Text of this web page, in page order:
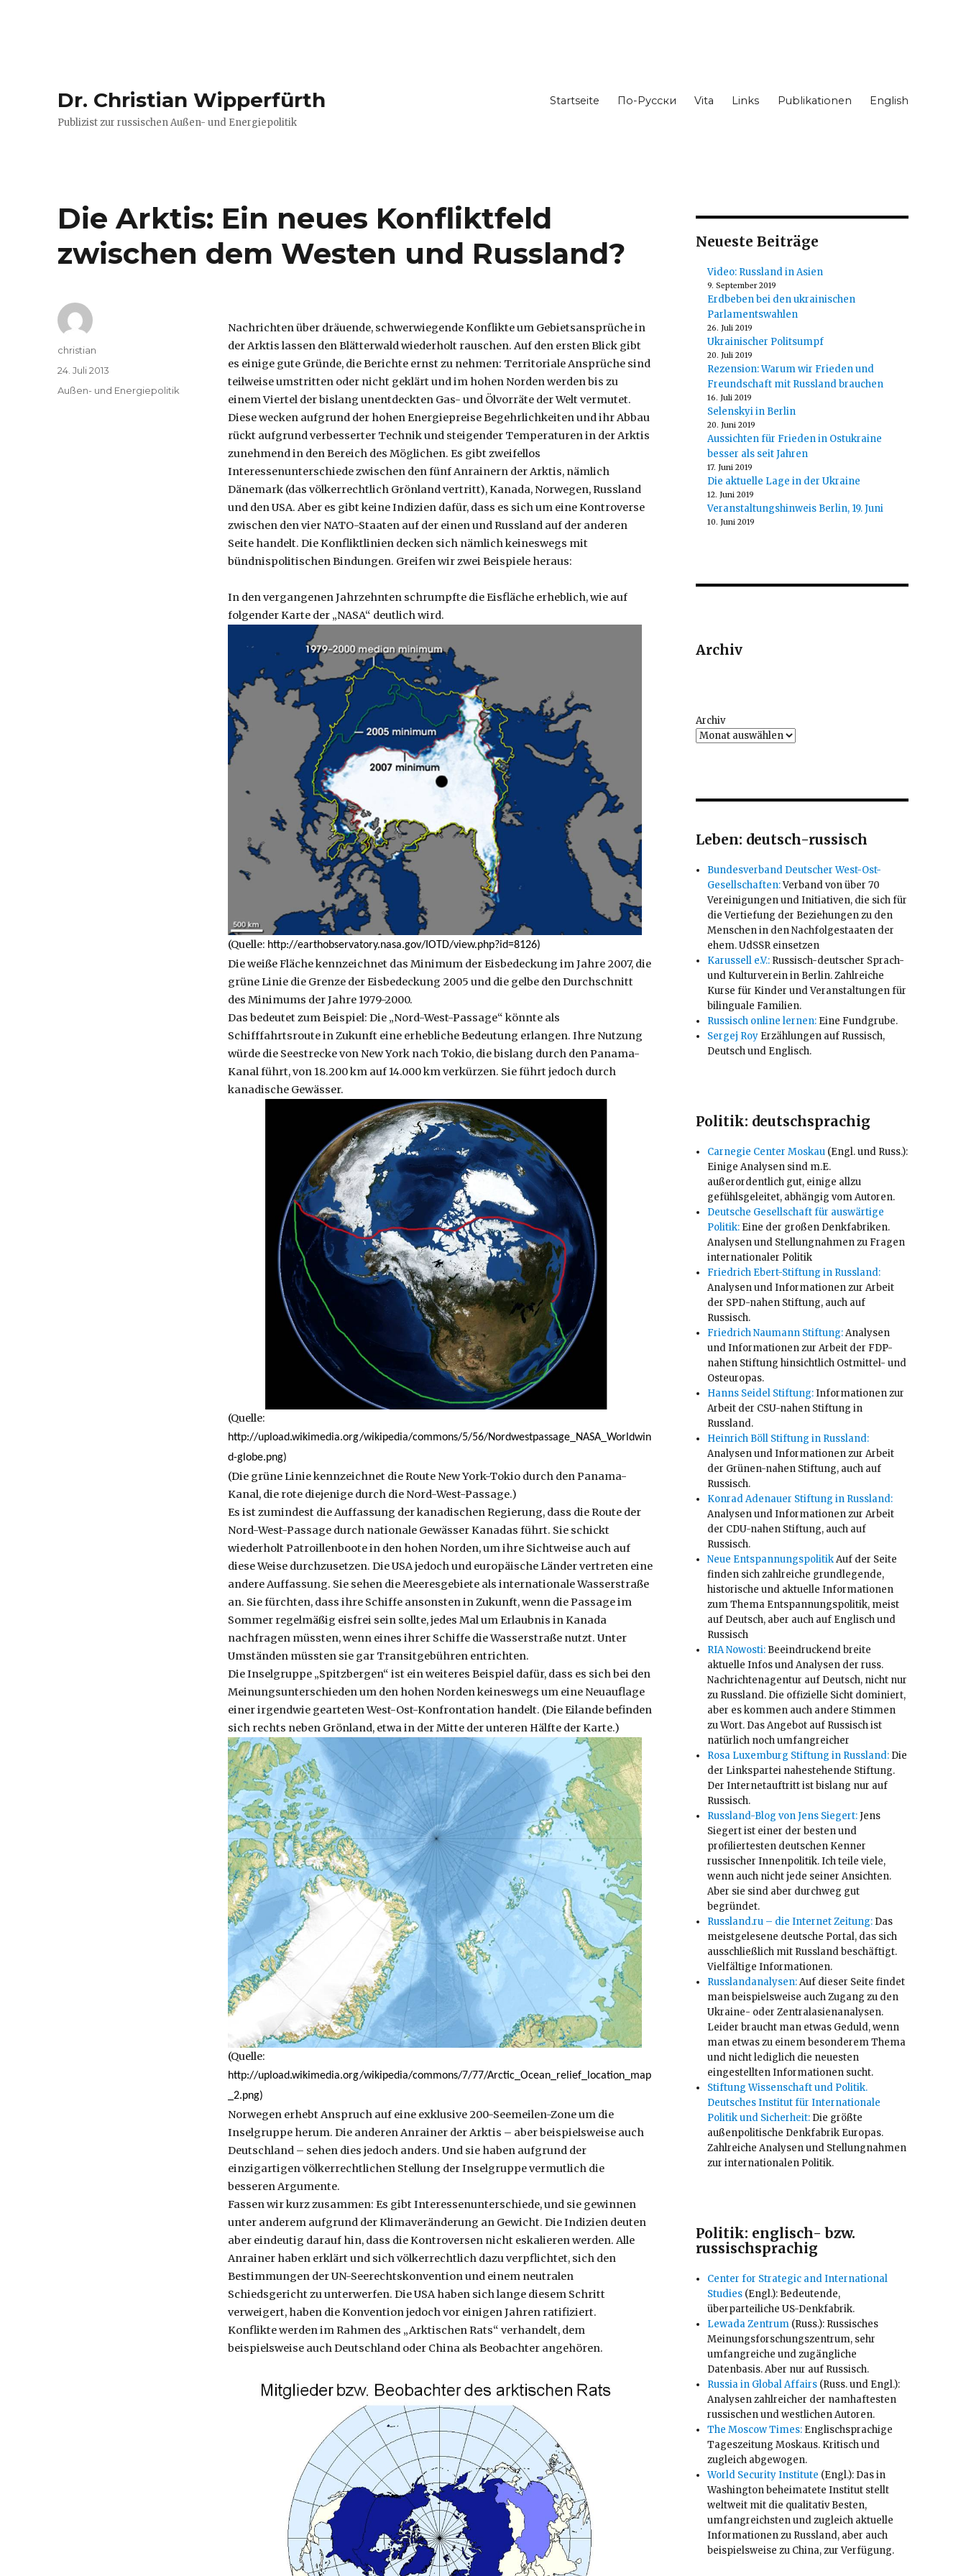
Dr. Christian Wipperfürth
Publizist zur russischen Außen- und Energiepolitik
Startseite По-Русски Vita Links Publikationen English
Die Arktis: Ein neues Konfliktfeld
zwischen dem Westen und Russland?
Nachrichten über dräuende, schwerwiegende Konflikte um Gebietsansprüche in
der Arktis lassen den Blätterwald wiederholt rauschen. Auf den ersten Blick gibt
es einige gute Gründe, die Berichte ernst zu nehmen: Territoriale Ansprüche sind
teilweise umstritten oder nicht geklärt und im hohen Norden werden bis zu
einem Viertel der bislang unentdeckten Gas- und Ölvorräte der Welt vermutet.
Diese wecken aufgrund der hohen Energiepreise Begehrlichkeiten und ihr Abbau
rückt aufgrund verbesserter Technik und steigender Temperaturen in der Arktis
zunehmend in den Bereich des Möglichen. Es gibt zweifellos
Interessenunterschiede zwischen den fünf Anrainern der Arktis, nämlich
Dänemark (das völkerrechtlich Grönland vertritt), Kanada, Norwegen, Russland
und den USA. Aber es gibt keine Indizien dafür, dass es sich um eine Kontroverse
zwischen den vier NATO-Staaten auf der einen und Russland auf der anderen
Seite handelt. Die Konfliktlinien decken sich nämlich keineswegs mit
bündnispolitischen Bindungen. Greifen wir zwei Beispiele heraus:
In den vergangenen Jahrzehnten schrumpfte die Eisfläche erheblich, wie auf
folgender Karte der „NASA“ deutlich wird.
(Quelle: http://earthobservatory.nasa.gov/IOTD/view.php?id=8126)
Die weiße Fläche kennzeichnet das Minimum der Eisbedeckung im Jahre 2007, die
grüne Linie die Grenze der Eisbedeckung 2005 und die gelbe den Durchschnitt
des Minimums der Jahre 1979-2000.
Das bedeutet zum Beispiel: Die „Nord-West-Passage“ könnte als
Schifffahrtsroute in Zukunft eine erhebliche Bedeutung erlangen. Ihre Nutzung
würde die Seestrecke von New York nach Tokio, die bislang durch den Panama-
Kanal führt, von 18.200 km auf 14.000 km verkürzen. Sie führt jedoch durch
kanadische Gewässer.
(Quelle:
http://upload.wikimedia.org/wikipedia/commons/5/56/Nordwestpassage_NASA_Worldwin
d-globe.png)
(Die grüne Linie kennzeichnet die Route New York-Tokio durch den Panama-
Kanal, die rote diejenige durch die Nord-West-Passage.)
Es ist zumindest die Auffassung der kanadischen Regierung, dass die Route der
Nord-West-Passage durch nationale Gewässer Kanadas führt. Sie schickt
wiederholt Patroillenboote in den hohen Norden, um ihre Sichtweise auch auf
diese Weise durchzusetzen. Die USA jedoch und europäische Länder vertreten eine
andere Auffassung. Sie sehen die Meeresgebiete als internationale Wasserstraße
an. Sie fürchten, dass ihre Schiffe ansonsten in Zukunft, wenn die Passage im
Sommer regelmäßig eisfrei sein sollte, jedes Mal um Erlaubnis in Kanada
nachfragen müssten, wenn eines ihrer Schiffe die Wasserstraße nutzt. Unter
Umständen müssten sie gar Transitgebühren entrichten.
Die Inselgruppe „Spitzbergen“ ist ein weiteres Beispiel dafür, dass es sich bei den
Meinungsunterschieden um den hohen Norden keineswegs um eine Neuauflage
einer irgendwie gearteten West-Ost-Konfrontation handelt. (Die Eilande befinden
sich rechts neben Grönland, etwa in der Mitte der unteren Hälfte der Karte.)
(Quelle:
http://upload.wikimedia.org/wikipedia/commons/7/77/Arctic_Ocean_relief_location_map
_2.png)
Norwegen erhebt Anspruch auf eine exklusive 200-Seemeilen-Zone um die
Inselgruppe herum. Die anderen Anrainer der Arktis – aber beispielsweise auch
Deutschland – sehen dies jedoch anders. Und sie haben aufgrund der
einzigartigen völkerrechtlichen Stellung der Inselgruppe vermutlich die
besseren Argumente.
Fassen wir kurz zusammen: Es gibt Interessenunterschiede, und sie gewinnen
unter anderem aufgrund der Klimaveränderung an Gewicht. Die Indizien deuten
aber eindeutig darauf hin, dass die Kontroversen nicht eskalieren werden. Alle
Anrainer haben erklärt und sich völkerrechtlich dazu verpflichtet, sich den
Bestimmungen der UN-Seerechtskonvention und einem neutralen
Schiedsgericht zu unterwerfen. Die USA haben sich lange diesem Schritt
verweigert, haben die Konvention jedoch vor einigen Jahren ratifiziert.
Konflikte werden im Rahmen des „Arktischen Rats“ verhandelt, dem
beispielsweise auch Deutschland oder China als Beobachter angehören.
Autor
christian
Veröffentlicht
am
24. Juli 2013
Kategorien
Außen- und Energiepolitik
Neueste Beiträge
Video: Russland in Asien
9. September 2019
Erdbeben bei den ukrainischen
Parlamentswahlen
26. Juli 2019
Ukrainischer Politsumpf
20. Juli 2019
Rezension: Warum wir Frieden und
Freundschaft mit Russland brauchen
16. Juli 2019
Selenskyi in Berlin
20. Juni 2019
Aussichten für Frieden in Ostukraine
besser als seit Jahren
17. Juni 2019
Die aktuelle Lage in der Ukraine
12. Juni 2019
Veranstaltungshinweis Berlin, 19. Juni
10. Juni 2019
Archiv
Archiv
Leben: deutsch-russisch
Bundesverband Deutscher West-Ost-
Gesellschaften:Verband von über 70
Vereinigungen und Initiativen, die sich für
die Vertiefung der Beziehungen zu den
Menschen in den Nachfolgestaaten der
ehem. UdSSR einsetzen
Karussell e.V.: Russisch-deutscher Sprach-
und Kulturverein in Berlin. Zahlreiche
Kurse für Kinder und Veranstaltungen für
bilinguale Familien.
Russisch online lernen: Eine Fundgrube.
Sergej Roy Erzählungen auf Russisch,
Deutsch und Englisch.
Politik: deutschsprachig
Carnegie Center Moskau (Engl. und Russ.):
Einige Analysen sind m.E.
außerordentlich gut, einige allzu
gefühlsgeleitet, abhängig vom Autoren.
Deutsche Gesellschaft für auswärtige
Politik: Eine der großen Denkfabriken.
Analysen und Stellungnahmen zu Fragen
internationaler Politik
Friedrich Ebert-Stiftung in Russland:
Analysen und Informationen zur Arbeit
der SPD-nahen Stiftung, auch auf
Russisch.
Friedrich Naumann Stiftung:Analysen
und Informationen zur Arbeit der FDP-
nahen Stiftung hinsichtlich Ostmittel- und
Osteuropas.
Hanns Seidel Stiftung:Informationen zur
Arbeit der CSU-nahen Stiftung in
Russland.
Heinrich Böll Stiftung in Russland:
Analysen und Informationen zur Arbeit
der Grünen-nahen Stiftung, auch auf
Russisch.
Konrad Adenauer Stiftung in Russland:
Analysen und Informationen zur Arbeit
der CDU-nahen Stiftung, auch auf
Russisch.
Neue EntspannungspolitikAuf der Seite
finden sich zahlreiche grundlegende,
historische und aktuelle Informationen
zum Thema Entspannungspolitik, meist
auf Deutsch, aber auch auf Englisch und
Russisch
RIA Nowosti: Beeindruckend breite
aktuelle Infos und Analysen der russ.
Nachrichtenagentur auf Deutsch, nicht nur
zu Russland. Die offizielle Sicht dominiert,
aber es kommen auch andere Stimmen
zu Wort. Das Angebot auf Russisch ist
natürlich noch umfangreicher
Rosa Luxemburg Stiftung in Russland: Die
der Linkspartei nahestehende Stiftung.
Der Internetauftritt ist bislang nur auf
Russisch.
Russland-Blog von Jens Siegert:Jens
Siegert ist einer der besten und
profiliertesten deutschen Kenner
russischer Innenpolitik. Ich teile viele,
wenn auch nicht jede seiner Ansichten.
Aber sie sind aber durchweg gut
begründet.
Russland.ru – die Internet Zeitung: Das
meistgelesene deutsche Portal, das sich
ausschließlich mit Russland beschäftigt.
Vielfältige Informationen.
Russlandanalysen:Auf dieser Seite findet
man beispielsweise auch Zugang zu den
Ukraine- oder Zentralasienanalysen.
Leider braucht man etwas Geduld, wenn
man etwas zu einem besonderem Thema
und nicht lediglich die neuesten
eingestellten Informationen sucht.
Stiftung Wissenschaft und Politik.
Deutsches Institut für Internationale
Politik und Sicherheit: Die größte
außenpolitische Denkfabrik Europas.
Zahlreiche Analysen und Stellungnahmen
zur internationalen Politik.
Politik: englisch- bzw.
russischsprachig
Center for Strategic and International
Studies (Engl.): Bedeutende,
überparteiliche US-Denkfabrik.
Lewada Zentrum (Russ.): Russisches
Meinungsforschungszentrum, sehr
umfangreiche und zugängliche
Datenbasis. Aber nur auf Russisch.
Russia in Global Affairs (Russ. und Engl.):
Analysen zahlreicher der namhaftesten
russischen und westlichen Autoren.
The Moscow Times: Englischsprachige
Tageszeitung Moskaus. Kritisch und
zugleich abgewogen.
World Security Institute (Engl.): Das in
Washington beheimatete Institut stellt
weltweit mit die qualitativ Besten,
umfangreichsten und zugleich aktuelle
Informationen zu Russland, aber auch
beispielsweise zu China, zur Verfügung.